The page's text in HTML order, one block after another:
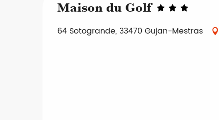
Maison du Golf
64 Sotogrande, 33470 Gujan-Mestras